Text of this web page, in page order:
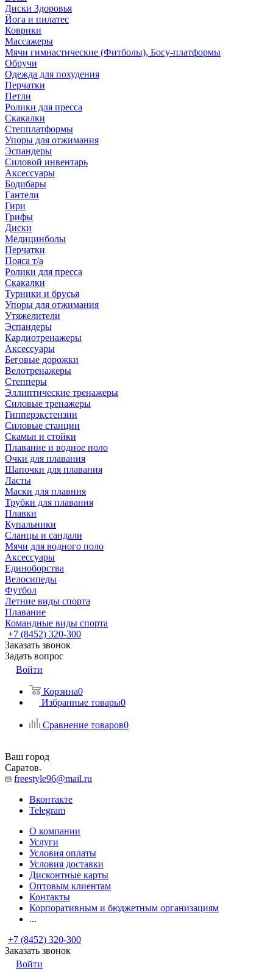
Диски Здоровья
Йога и пилатес
Коврики
Массажеры
Мячи гимнастические (Фитболы), Босу-платформы
Обручи
Одежда для похудения
Перчатки
Петли
Ролики для пресса
Скакалки
Степплатформы
Упоры для отжимания
Эспандеры
Силовой инвентарь
Аксессуары
Бодибары
Гантели
Гири
Грифы
Диски
Медицинболы
Перчатки
Пояса т/а
Ролики для пресса
Скакалки
Турники и брусья
Упоры для отжимания
Утяжелители
Эспандеры
Кардиотренажеры
Аксессуары
Беговые дорожки
Велотренажеры
Степперы
Эллиптические тренажеры
Силовые тренажеры
Гипперэкстензии
Силовые станции
Скамьи и стойки
Плавание и водное поло
Очки для плавания
Шапочки для плавания
Ласты
Маски для плавния
Трубки для плавания
Плавки
Купальники
Сланцы и сандали
Мячи для водного поло
Аксессуары
Единоборства
Велосипеды
Футбол
Летние виды спорта
Плавание
Командные виды спорта
+7 (8452) 320-300
Заказать звонок
Задать вопрос
Войти
Корзина0
Избранные товары0
Сравнение товаров0
Ваш город
Саратов
freestyle96@mail.ru
Вконтакте
Telegram
О компании
Услуги
Условия оплаты
Условия доставки
Дисконтные карты
Оптовым клиентам
Контакты
Корпоративным и бюджетным организациям
...
+7 (8452) 320-300
Заказать звонок
Войти